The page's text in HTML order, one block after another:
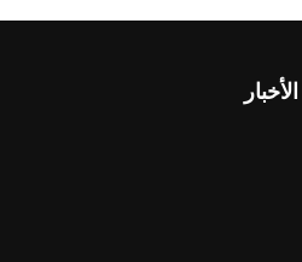
الأخبار